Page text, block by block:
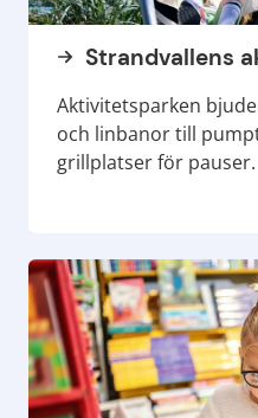
Strandvallens
Aktivitetsparken
och linbanor till
grillplatser för pauser.